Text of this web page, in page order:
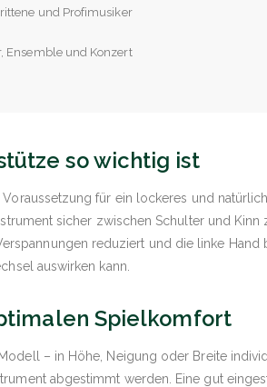
und Profimusiker
Ensemble und Konzert
so wichtig ist
für ein lockeres und
sicher zwischen Schulter und
reduziert und die linke
auswirken kann.
Spielkomfort
– in Höhe, Neigung oder Breite
abgestimmt werden. Eine gut